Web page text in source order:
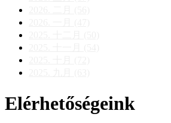
Elérhetőségeink